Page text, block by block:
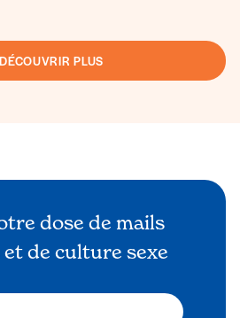
PLUS
dose de mails
de culture sexe